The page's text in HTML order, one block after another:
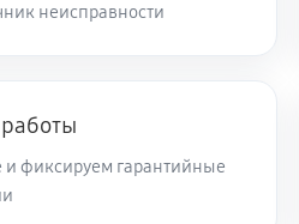
неисправности
и фиксируем гарантийные